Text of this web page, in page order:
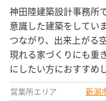
神田陸建築設計事務所
意識した建築をしてい
つながり、出来上がる
現れる家づくりにも重
にしたい方におすすめ
営業所エリア 新潟